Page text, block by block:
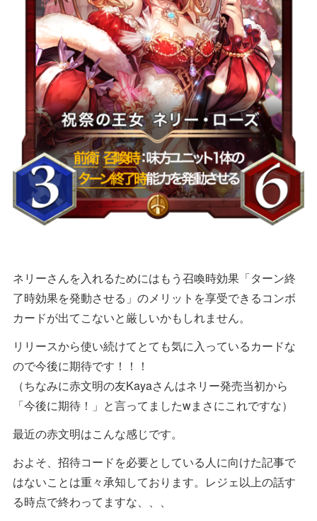
ネリーさんを入れるためにはもう召喚時効果「ターン終
了時効果を発動させる」のメリットを享受できるコンボ
カードが出てこないと厳しいかもしれません。
リリースから使い続けてとても気に入っているカードな
ので今後に期待です！！！
（ちなみに赤文明の友Kayaさんはネリー発売当初から
「今後に期待！」と言ってましたwまさにこれですな）
最近の赤文明はこんな感じです。
およそ、招待コードを必要としている人に向けた記事で
はないことは重々承知しております。レジェ以上の話す
る時点で終わってますな、、、